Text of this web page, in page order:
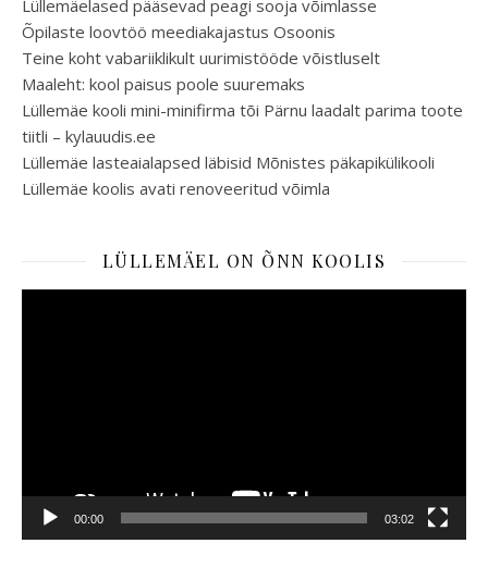
Lüllemäelased pääsevad peagi sooja võimlasse
Õpilaste loovtöö meediakajastus Osoonis
Teine koht vabariiklikult uurimistööde võistluselt
Maaleht: kool paisus poole suuremaks
Lüllemäe kooli mini-minifirma tõi Pärnu laadalt parima toote
tiitli – kylauudis.ee
Lüllemäe lasteaialapsed läbisid Mõnistes päkapikülikooli
Lüllemäe koolis avati renoveeritud võimla
LÜLLEMÄEL ON ÕNN KOOLIS
00:00 03:02